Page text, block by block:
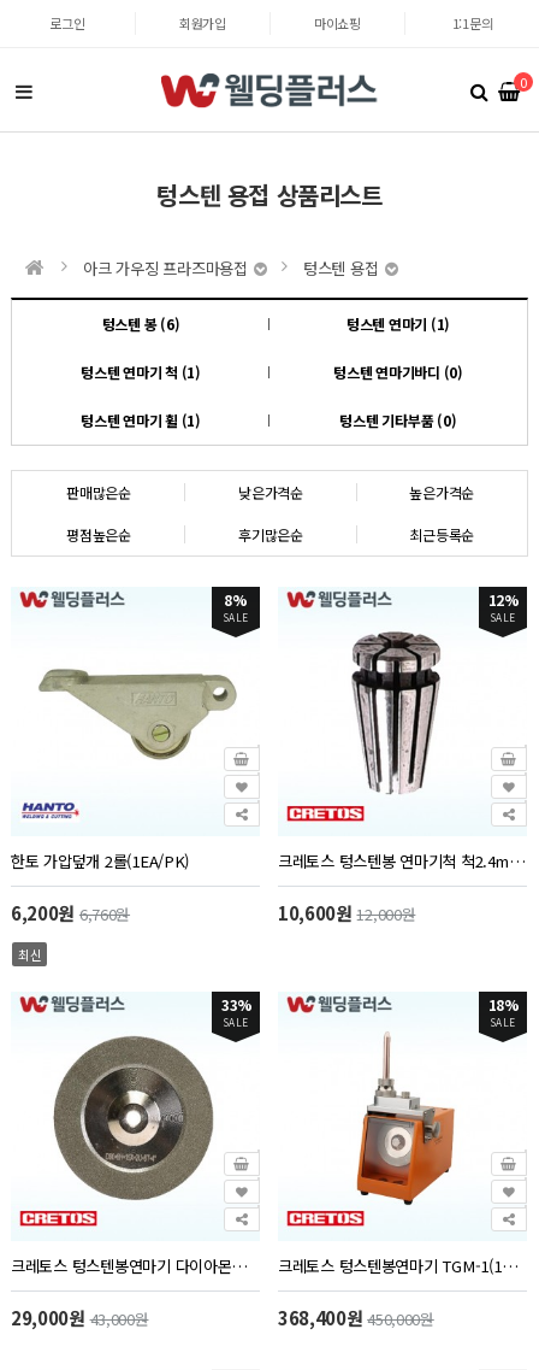
로그인 회원가입 마이쇼핑 1:1문의
0
텅스텐 용접 상품리스트
아크 가우징 프라즈마용접 텅스텐 용접
텅스텐 봉 (6) 텅스텐 연마기 (1)
텅스텐 연마기 척 (1) 텅스텐 연마기바디 (0)
텅스텐 연마기 휠 (1) 텅스텐 기타부품 (0)
판매많은순 낮은가격순 높은가격순
평점높은순 후기많은순 최근등록순
8%
SALE
한토 가압덮개 2롤(1EA/PK)
6,200원 6,760원
최신
12%
SALE
크레토스 텅스텐봉 연마기척 척2.4mm(1EA/PK)
10,600원12,000원
33%
SALE
크레토스 텅스텐봉연마기 다이아몬드휠(#200)(1EA/PK)
29,000원43,000원
18%
SALE
크레토스 텅스텐봉연마기 TGM-1(1EA/PK)
368,400원450,000원